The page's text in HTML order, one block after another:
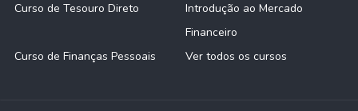
Curso de Tesouro Direto
Introdução ao Mercado
Financeiro
Curso de Finanças Pessoais
Ver todos os cursos